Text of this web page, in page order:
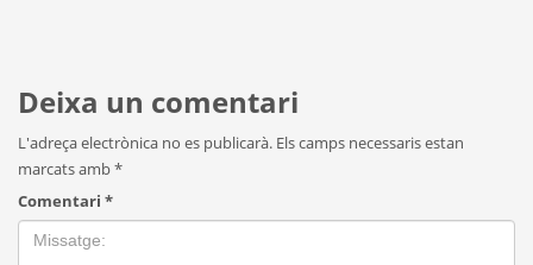
Deixa un comentari
L'adreça electrònica no es publicarà. Els camps necessaris estan
marcats amb*
Comentari *